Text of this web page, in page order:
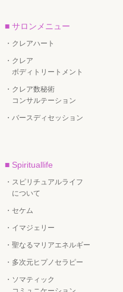
■ サロンメニュー
・クレアハート
・クレア
ボディトリートメント
・クレア数秘術
コンサルテーション
・バースディセッション
■ Spirituallife
・スピリチュアルライフ
について
・セケム
・イマジェリー
・聖なるマリアエネルギー
・多次元ヒプノセラピー
・ソマティック